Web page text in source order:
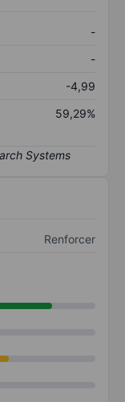
-
-
-4,99
59,29%
Renforcer